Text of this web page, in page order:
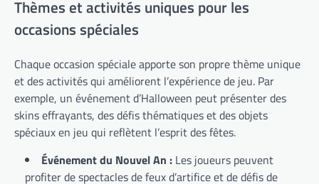
Thèmes et activités uniques pour les
occasions spéciales
Chaque occasion spéciale apporte son propre thème unique
et des activités qui améliorent l’expérience de jeu. Par
exemple, un événement d’Halloween peut présenter des
skins effrayants, des défis thématiques et des objets
spéciaux en jeu qui reflètent l’esprit des fêtes.
Événement du Nouvel An : Les joueurs peuvent
profiter de spectacles de feux d’artifice et de défis de